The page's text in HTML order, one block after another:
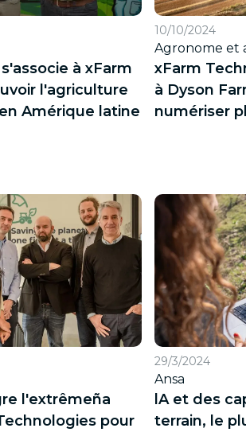
à xFarm
l'agriculture
Amérique latine
10/10/2024
Agronome et
xFarm
à Dyson
numériser
l'extrêmeña
pour
29/3/2024
Ansa
lA et des
terrain, le